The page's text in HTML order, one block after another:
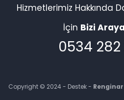
Hizmetlerimiz Hakkında
İçin Bizi
0534 282
Copyright © 2024 - Destek - Renginar